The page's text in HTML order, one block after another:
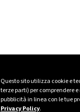
Questo sito utilizza cookie e
terze parti) per comprendere
pubblicità in linea con le tue
Privacy Policy.